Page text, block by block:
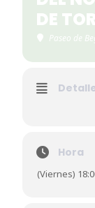
DE
Paseo de
Hora
(Viernes)